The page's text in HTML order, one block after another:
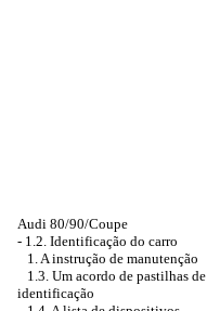
Audi 80/90/Coupe
- 1.2. Identificação do carro
1. A instrução de manutenção
1.3. Um acordo de pastilhas de
identificação